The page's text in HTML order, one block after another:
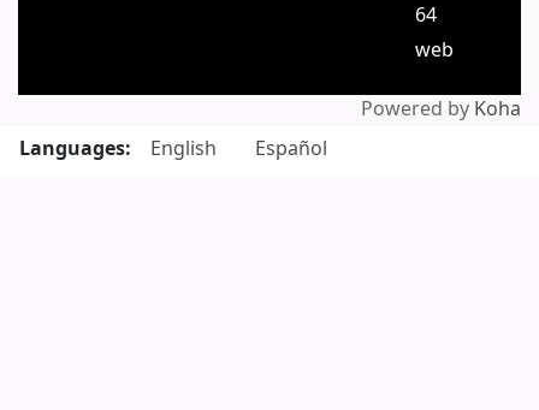
64
web
Powered by Koha
Languages:
English Español